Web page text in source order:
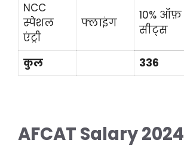
NCC
स्पेशल
एंट्री
फ्लाइंग
10% ऑफ़
सीट्स
कुल 336
AFCAT Salary 2024